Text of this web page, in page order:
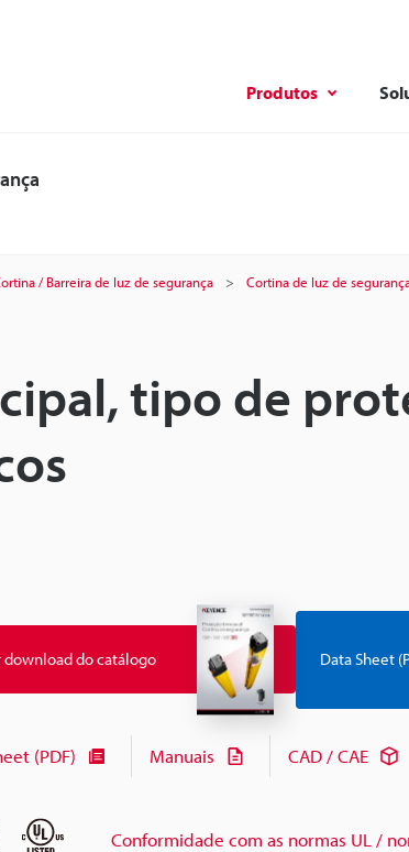
Produtos
/ Barreira de luz de segurança Cortina de luz de
tipo de
download do catálogo Data Sheet
(PDF) Manuais CAD / CAE
Conformidade com as normas UL /